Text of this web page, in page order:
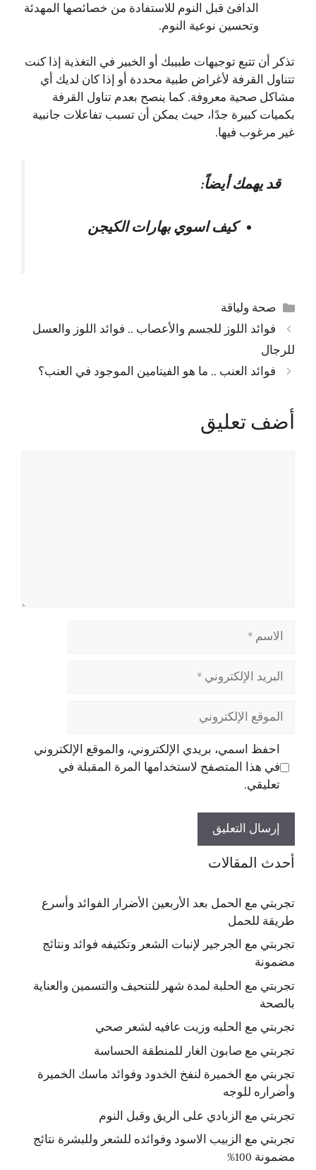
الدافئ قبل النوم للاستفادة من خصائصها المهدئة
وتحسين نوعية النوم.
تذكر أن تتبع توجيهات طبيبك أو الخبير في التغذية إذا كنت
تتناول القرفة لأغراض طبية محددة أو إذا كان لديك أي
مشاكل صحية معروفة. كما ينصح بعدم تناول القرفة
بكميات كبيرة جدًا، حيث يمكن أن تسبب تفاعلات جانبية
غير مرغوب فيها.
قد يهمك أيضاً:
كيف اسوي بهارات الكيجن
التصنيفات
صحة ولياقة
فوائد اللوز للجسم والأعصاب .. فوائد اللوز والعسل
للرجال
فوائد العنب .. ما هو الفيتامين الموجود في العنب؟
أضف تعليق
الاسم
البريد
الإلكتروني
الموقع
الإلكتروني
احفظ اسمي، بريدي الإلكتروني، والموقع الإلكتروني
في هذا المتصفح لاستخدامها المرة المقبلة في
تعليقي.
أحدث المقالات
تجربتي مع الحمل بعد الأربعين الأضرار الفوائد وأسرع
طريقة للحمل
تجربتي مع الجرجير لإنبات الشعر وتكثيفه فوائد ونتائج
مضمونة
تجربتي مع الحلبة لمدة شهر للتنحيف والتسمين والعناية
بالصحة
تجربتي مع الحلبه وزيت عافيه لشعر صحي
تجربتي مع صابون الغار للمنطقة الحساسة
تجربتي مع الخميرة لنفخ الخدود وفوائد ماسك الخميرة
وأضراره للوجه
تجربتي مع الزبادي على الريق وقبل النوم
تجربتي مع الزبيب الاسود وفوائده للشعر وللبشرة نتائج
مضمونة 100%